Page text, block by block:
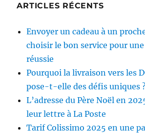
ARTICLES RÉCENTS
Envoyer un cadeau à un
choisir le bon service pour
réussie
Pourquoi la livraison vers les
pose-t-elle des défis uniques
L’adresse du Père Noël en
leur lettre à La Poste
Tarif Colissimo 2025 en une